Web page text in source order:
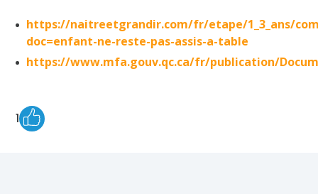
https://naitreetgrandir.com/fr/etape/1_3_ans/
doc=enfant-ne-reste-pas-assis-a-table
https://www.mfa.gouv.qc.ca/fr/publication/
1